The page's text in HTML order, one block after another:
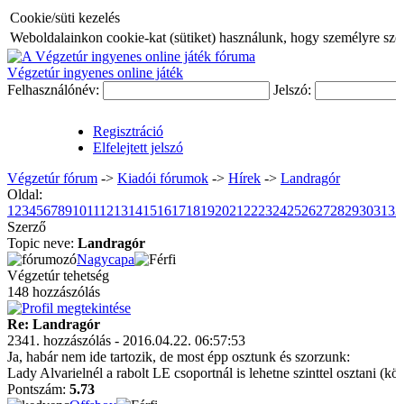
Cookie/süti kezelés
Weboldalainkon cookie-kat (sütiket) használunk, hogy személyre
Végzetúr ingyenes online játék
Felhasználónév:
Jelszó:
Regisztráció
Elfelejtett jelszó
Végzetúr fórum -> Kiadói fórumok -> Hí­rek -> Landragór
Oldal:
1 23456789101112131415161718192021 22232425262728293031
Szerző
Topic neve: Landragór
Nagycapa
Végzetúr tehetség
148 hozzászólás
Re: Landragór
2341. hozzászólás - 2016.04.22. 06:57:53
Ja, habár nem ide tartozik, de most épp osztunk és szorzunk:
Lady Alvarielnél a rabolt LE csoportnál is lehetne szinttel osztani
Pontszám: 5.73